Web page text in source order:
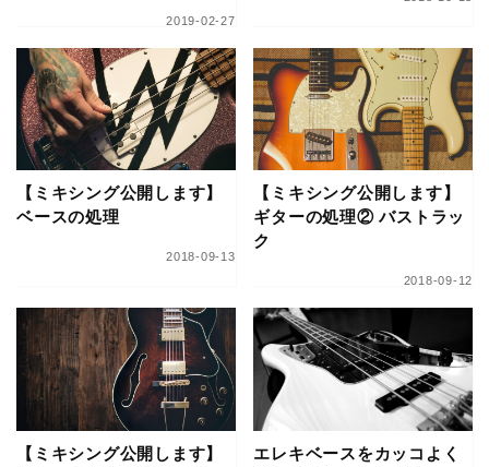
2019-02-27
【ミキシング公開します】
ベースの処理
2018-09-13
【ミキシング公開します】
ギターの処理② バストラッ
ク
2018-09-12
【ミキシング公開します】
エレキベースをカッコよく